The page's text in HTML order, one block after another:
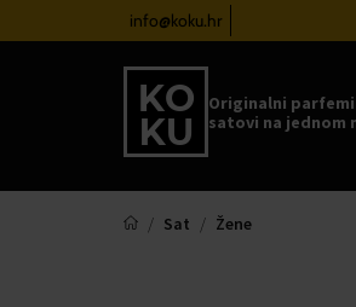
info@koku.hr
Originalni
satovi na jednom
Sat Žene